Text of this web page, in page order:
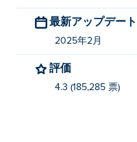
Stickman Kingdom
す。
とデスクトップでプ
最新アップデート
2025年2月
評価
4.3 (185,285 票)